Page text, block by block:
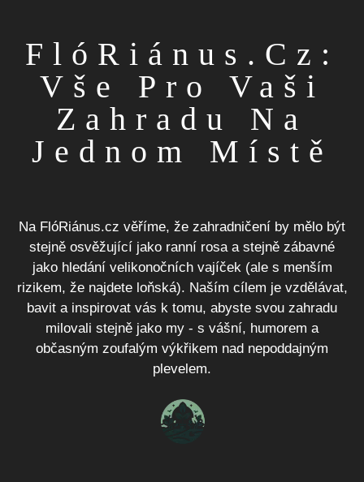
FlóRiánus.cz:
Vše Pro Vaši
Zahradu Na
Jednom Místě
Na FlóRiánus.cz věříme, že zahradničení by mělo být
stejně osvěžující jako ranní rosa a stejně zábavné
jako hledání velikonočních vajíček (ale s menším
rizikem, že najdete loňská). Naším cílem je vzdělávat,
bavit a inspirovat vás k tomu, abyste svou zahradu
milovali stejně jako my - s vášní, humorem a
občasným zoufalým výkřikem nad nepoddajným
plevelem.